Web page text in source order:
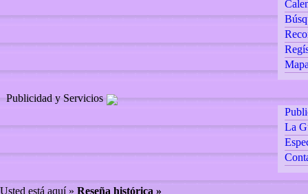
Publicidad y Servicios
La
Usted está aquí » Reseña histórica »